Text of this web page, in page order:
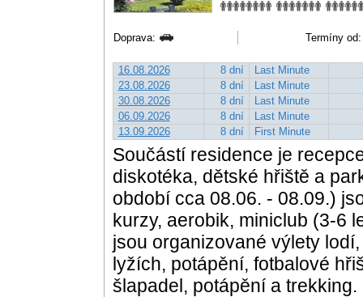
Doprava: Termíny
16.08.2026 8 dní Last Minute
23.08.2026
8 dní
Last Minute
30.08.2026
8 dní
Last Minute
06.09.2026
8 dní
Last Minute
13.09.2026
8 dní First Minute
Součástí residence je
diskotéka, dětské hřiště a
období cca 08.06. - 08.09.)
kurzy, aerobik, miniclub (3-6
jsou organizované výlety
lyžích, potápění, fotbalové
šlapadel, potápění a trekking.